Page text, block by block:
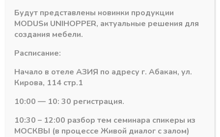
анкор
светлый
CW-
Похожие товары
Будут представлены новинки продукции
MODUSи UNIHOPPER, актуальные решения для
создания мебели.
Расписание:
Начало в отеле АЗИЯ по адресу г. Абакан, ул.
Кирова, 114 стр.1
10:00 — 10: 30 регистрация.
10:30 – 12:00 разбор тем семинара спикеры из
МОСКВЫ (в процессе Живой диалог с залом)